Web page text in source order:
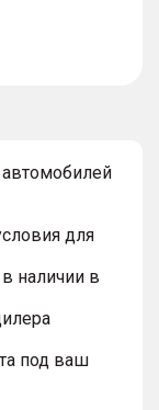
для
наличии в
под ваш